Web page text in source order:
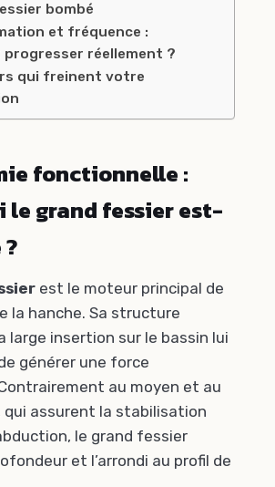
bombé
et fréquence :
progresser réellement ?
qui freinent votre
fonctionnelle :
le grand fessier est-
est le moteur principal de
la hanche. Sa structure
large insertion sur le bassin lui
générer une force
au moyen et au
assurent la stabilisation
le grand fessier
et l’arrondi au profil de